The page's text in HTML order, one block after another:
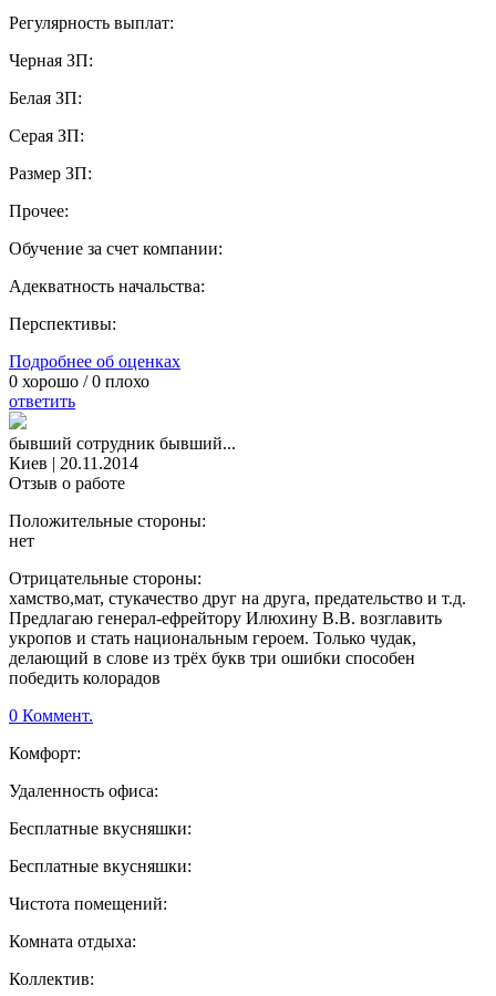
Регулярность выплат:
Черная ЗП:
Белая ЗП:
Серая ЗП:
Размер ЗП:
Прочее:
Обучение за счет компании:
Адекватность начальства:
Перспективы:
Подробнее об оценках
0 хорошо /0 плохо
ответить
бывший сотрудник бывший...
Киев | 20.11.2014
Отзыв о работе
Положительные стороны:
нет
Отрицательные стороны:
хамство,мат, стукачество друг на друга, предательство и т.д.
Предлагаю генерал-ефрейтору Илюхину В.В. возглавить
укропов и стать национальным героем. Только чудак,
делающий в слове из трёх букв три ошибки способен
победить колорадов
0 Коммент.
Комфорт:
Удаленность офиса:
Бесплатные вкусняшки:
Бесплатные вкусняшки:
Чистота помещений:
Комната отдыха:
Коллектив: